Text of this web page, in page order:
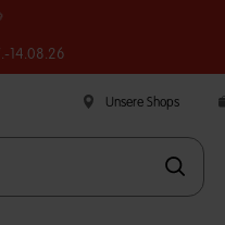
14.08.26
Unsere Shops